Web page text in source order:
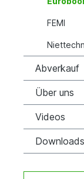
FEMI
Abverkauf
Über uns
Videos
Downloads